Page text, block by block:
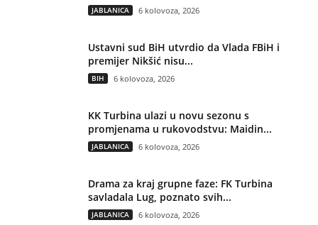
JABLANICA 6 kolovoza, 2026
Ustavni sud BiH utvrdio da Vlada FBiH i
premijer Nikšić nisu...
BIH 6 kolovoza, 2026
KK Turbina ulazi u novu sezonu s
promjenama u rukovodstvu: Maidin...
JABLANICA 6 kolovoza, 2026
Drama za kraj grupne faze: FK Turbina
savladala Lug, poznato svih...
JABLANICA 6 kolovoza, 2026